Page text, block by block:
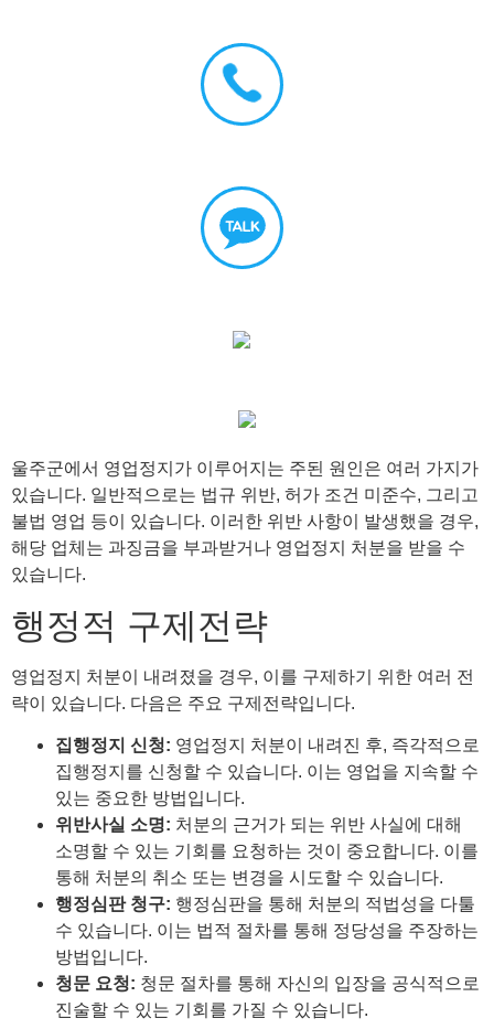
울주군에서 영업정지가 이루어지는 주된 원인은 여러 가지가
있습니다. 일반적으로는 법규 위반, 허가 조건 미준수, 그리고
불법 영업 등이 있습니다. 이러한 위반 사항이 발생했을 경우,
해당 업체는 과징금을 부과받거나 영업정지 처분을 받을 수
있습니다.
행정적 구제전략
영업정지 처분이 내려졌을 경우, 이를 구제하기 위한 여러 전
략이 있습니다. 다음은 주요 구제전략입니다.
집행정지 신청: 영업정지 처분이 내려진 후, 즉각적으로
집행정지를 신청할 수 있습니다. 이는 영업을 지속할 수
있는 중요한 방법입니다.
위반사실 소명: 처분의 근거가 되는 위반 사실에 대해
소명할 수 있는 기회를 요청하는 것이 중요합니다. 이를
통해 처분의 취소 또는 변경을 시도할 수 있습니다.
행정심판 청구: 행정심판을 통해 처분의 적법성을 다툴
수 있습니다. 이는 법적 절차를 통해 정당성을 주장하는
방법입니다.
청문 요청: 청문 절차를 통해 자신의 입장을 공식적으로
진술할 수 있는 기회를 가질 수 있습니다.